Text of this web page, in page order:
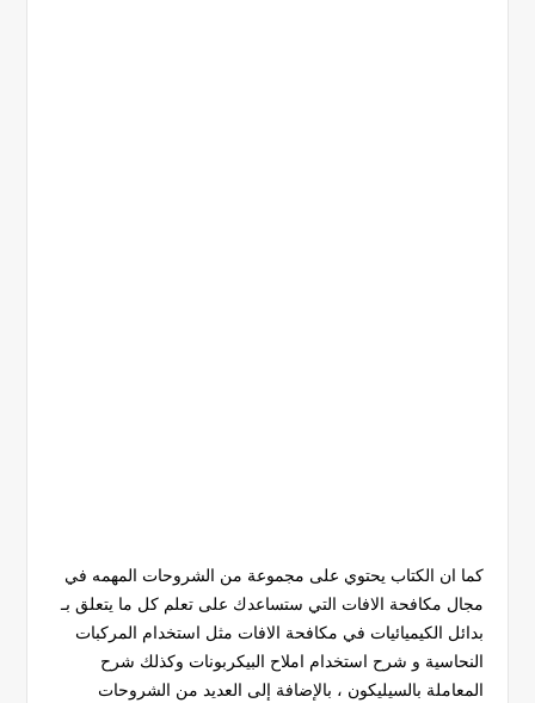
كما ان الكتاب يحتوي على مجموعة من الشروحات المهمه في
مجال مكافحة الافات التي ستساعدك على تعلم كل ما يتعلق بـ
بدائل الكيميائيات في مكافحة الافات مثل استخدام المركبات
النحاسية و شرح استخدام املاح البيكربونات وكذلك شرح
المعاملة بالسيليكون ، بالإضافة إلى العديد من الشروحات